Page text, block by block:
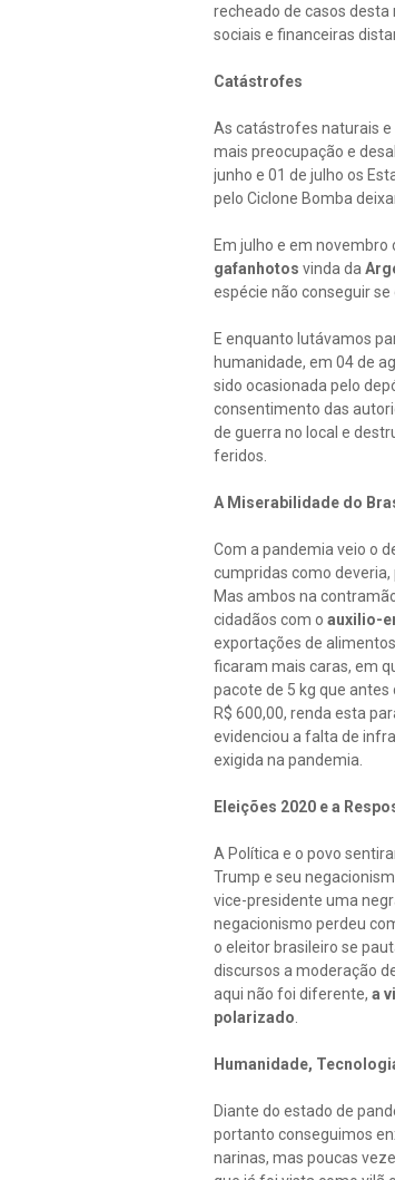
recheado de casos
sociais e financeiras
Catástrofes
As catástrofes naturais
mais preocupação e
junho e 01 de julho os
pelo Ciclone Bomba
Em julho e em
gafanhotos vinda da
espécie não conseguir
E enquanto lutávamos
humanidade, em 04 de
sido ocasionada pelo
consentimento das
de guerra no local e
feridos.
A Miserabilidade do
Com a pandemia veio o
cumpridas como
Mas ambos na
cidadãos com o auxilio-
exportações de
ficaram mais caras, em
pacote de 5 kg que antes
R$ 600,00, renda esta
evidenciou a falta de
exigida na pandemia.
Eleições 2020 e a
A Política e o povo
Trump e seu
vice-presidente uma
negacionismo perdeu
o eleitor brasileiro se
discursos a moderação
aqui não foi diferente, a
polarizado
Humanidade,
Diante do estado de
portanto conseguimos
narinas, mas poucas